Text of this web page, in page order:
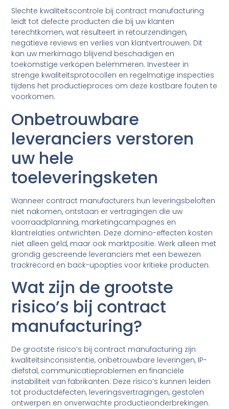
Slechte kwaliteitscontrole bij contract manufacturing
leidt tot defecte producten die bij uw klanten
terechtkomen, wat resulteert in retourzendingen,
negatieve reviews en verlies van klantvertrouwen. Dit
kan uw merkimago blijvend beschadigen en
toekomstige verkopen belemmeren. Investeer in
strenge kwaliteitsprotocollen en regelmatige inspecties
tijdens het productieproces om deze kostbare fouten te
voorkomen.
Onbetrouwbare
leveranciers verstoren
uw hele
toeleveringsketen
Wanneer contract manufacturers hun leveringsbeloften
niet nakomen, ontstaan er vertragingen die uw
voorraadplanning, marketingcampagnes en
klantrelaties ontwrichten. Deze domino-effecten kosten
niet alleen geld, maar ook marktpositie. Werk alleen met
grondig gescreende leveranciers met een bewezen
trackrecord en back-upopties voor kritieke producten.
Wat zijn de grootste
risico’s bij contract
manufacturing?
De grootste risico’s bij contract manufacturing zijn
kwaliteitsinconsistentie, onbetrouwbare leveringen, IP-
diefstal, communicatieproblemen en financiële
instabiliteit van fabrikanten. Deze risico’s kunnen leiden
tot productdefecten, leveringsvertragingen, gestolen
ontwerpen en onverwachte productieonderbrekingen.